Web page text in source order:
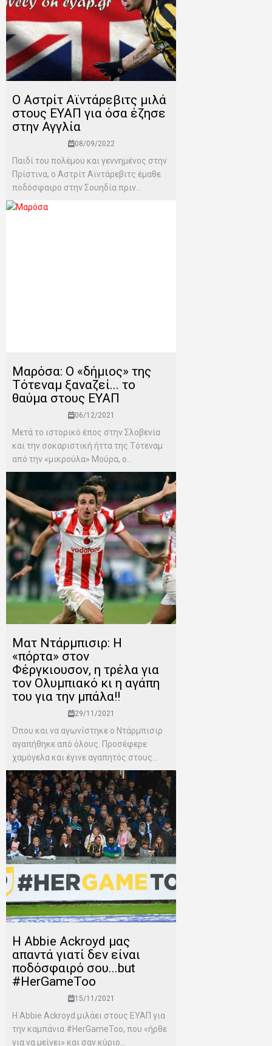
Ο Αστρίτ Αϊντάρεβιτς μιλά
στους ΕΥΑΠ για όσα έζησε
στην Αγγλία
08/09/2022
Παιδί του πολέμου και γεννημένος στην
Πρίστινα, ο Αστρίτ Αϊντάρεβιτς έμαθε
ποδόσφαιρο στην Σουηδία πριν...
Μαρόσα: Ο «δήμιος» της
Τότεναμ ξαναζεί... το
θαύμα στους ΕΥΑΠ
06/12/2021
Μετά το ιστορικό έπος στην Σλοβενία
και την σοκαριστική ήττα της Τότεναμ
από την «μικρούλα» Μούρα, ο...
Ματ Ντάρμπισιρ: H
«πόρτα» στον
Φέργκιουσον, η τρέλα για
τον Ολυμπιακό κι η αγάπη
του για την μπάλα!!
29/11/2021
Όπου και να αγωνίστηκε ο Ντάρμπισιρ
αγαπήθηκε από όλους. Προσέφερε
χαμόγελα και έγινε αγαπητός στους...
Η Abbie Ackroyd μας
απαντά γιατί δεν είναι
ποδόσφαιρό σου...but
#HerGameToo
15/11/2021
Η Abbie Ackroyd μιλάει στους ΕΥΑΠ για
την καμπάνια #HerGameToo, που «ήρθε
για να μείνει» και σαν κύριο...